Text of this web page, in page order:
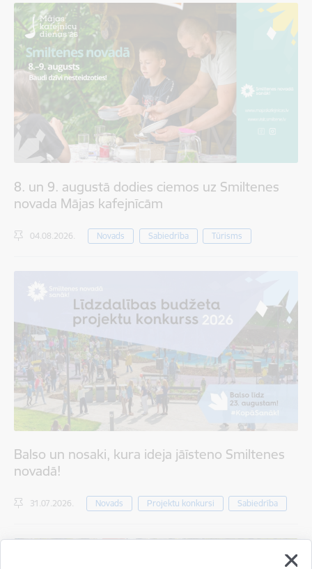
8. un 9. augustā dodies ciemos uz Smiltenes
novada Mājas kafejnīcām
04.08.2026. Novads Sabiedrība Tūrisms
Balso un nosaki, kura ideja jāīsteno Smiltenes
novadā!
31.07.2026. Novads Projektu konkursi Sabiedrība